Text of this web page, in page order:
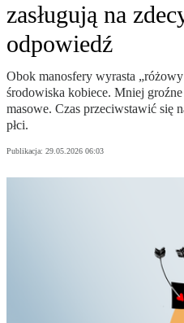
zasługują na
odpowiedź
Obok manosfery wyrasta
środowiska kobiece. Mniej
masowe. Czas przeciwstawić się
płci.
Publikacja: 29.05.2026 06:03